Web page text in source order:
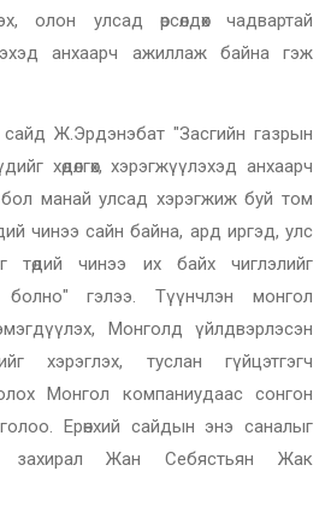
олон улсад өрсөлдөх чадвартай
анхаарч ажиллаж байна гэж
сайд Ж.Эрдэнэбат "Засгийн газрын
хөдөлгөх, хэрэгжүүлэхэд анхаарч
манай улсад хэрэгжиж буй том
чинээ сайн байна, ард иргэд, улс
чинээ их байх чиглэлийг
гэлээ. Түүнчлэн монгол
Монголд үйлдвэрлэсэн
хэрэглэх, туслан гүйцэтгэгч
Монгол компаниудаас сонгон
Ерөнхий сайдын энэ саналыг
захирал Жан Себястьян Жак